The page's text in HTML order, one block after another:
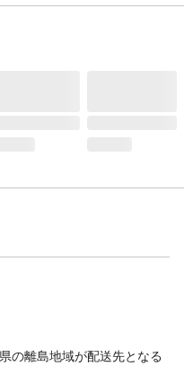
の離島地域が配送先となる